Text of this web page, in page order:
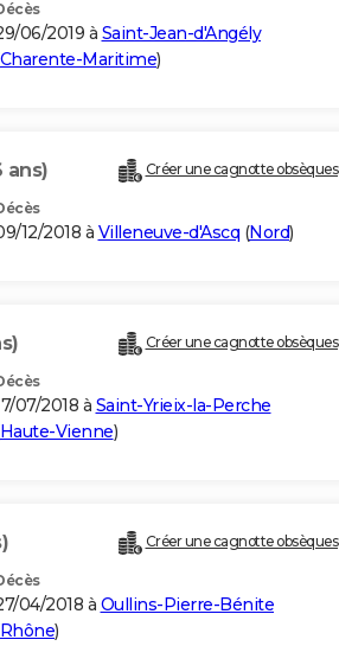
06/2019 à Saint-Jean-d'Angély
Charente-Maritime)
ans) Créer une cagnotte obsèques
12/2018 à Villeneuve-d'Ascq (Nord)
Créer une cagnotte obsèques
07/2018 à Saint-Yrieix-la-Perche
Haute-Vienne)
Créer une cagnotte obsèques
04/2018 à Oullins-Pierre-Bénite
Rhône)